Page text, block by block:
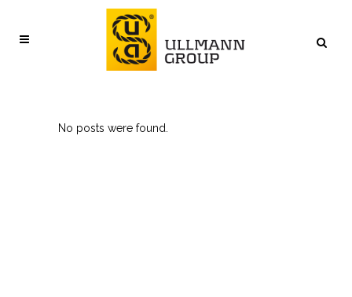
No posts were found.